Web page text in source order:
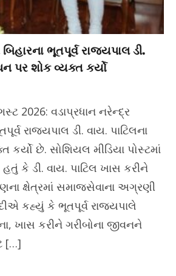
ભૂતપૂર્વ રાજ્યપાલ ડી.
પર શોક વ્યક્ત કર્યો
2026: વડાપ્રધાન નરેન્દ્ર
રાજ્યપાલ ડી. વાય. પાટિલના
કર્યો છે. સોશિયલ મીડિયા પોસ્ટમાં
કે ડી. વાય. પાટિલ ખાસ કરીને
ક્ષેત્રમાં સમાજસેવાના અગ્રણી
કહ્યું કે ભૂતપૂર્વ રાજ્યપાલે
ખાસ કરીને ગરીબોના જીવનને
[…]